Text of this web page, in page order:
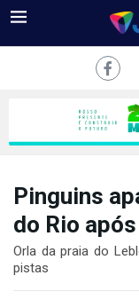
TV
Pinguins
do Rio
Orla da praia do
pistas